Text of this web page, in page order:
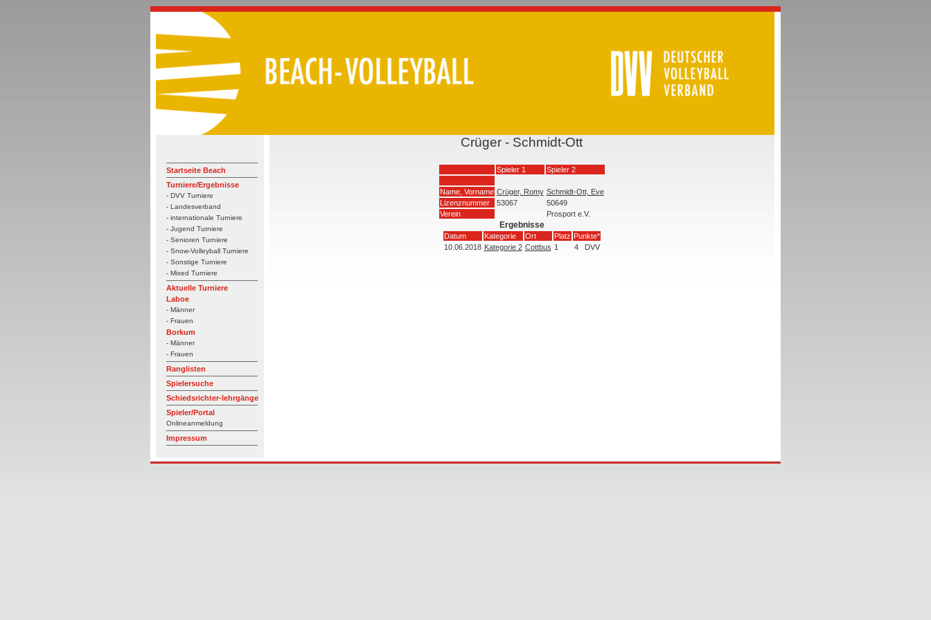
Startseite Beach
Turniere/Ergebnisse
- DVV Turniere
- Landesverband
- internationale Turniere
- Jugend Turniere
- Senioren Turniere
- Snow-Volleyball Turniere
- Sonstige Turniere
- Mixed Turniere
Aktuelle Turniere
Laboe
- Männer
- Frauen
Borkum
- Männer
- Frauen
Ranglisten
Spielersuche
Schiedsrichter-lehrgänge
Spieler/Portal
Onlineanmeldung
Impressum
Crüger - Schmidt-Ott
Spieler 1 Spieler 2
Name, Vorname Crüger, Romy Schmidt-Ott, Eve
Lizenznummer
53067
50649
Verein
Prosport e.V.
Ergebnisse
Datum Kategorie Ort Platz Punkte*
10.06.2018 Kategorie 2 Cottbus 1 4 DVV